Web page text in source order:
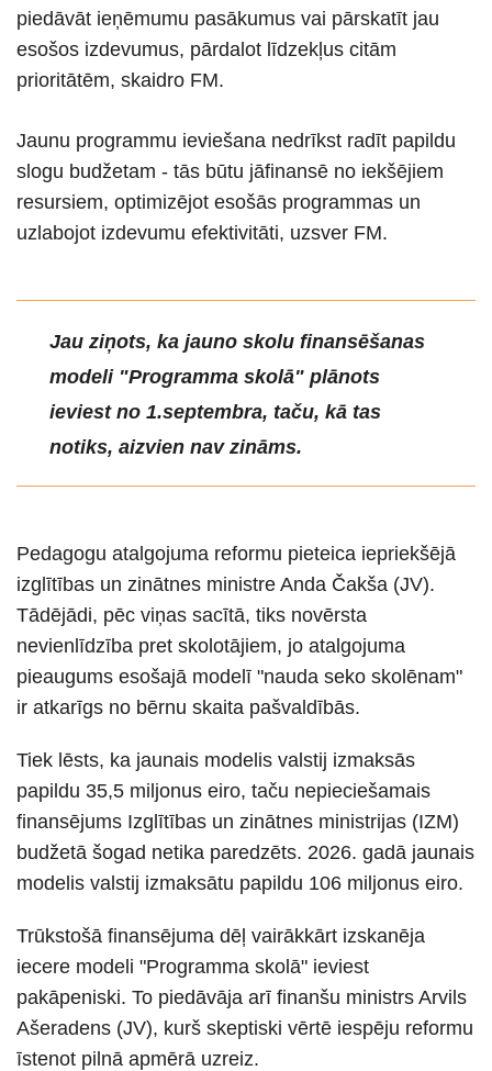
piedāvāt ieņēmumu pasākumus vai pārskatīt jau
esošos izdevumus, pārdalot līdzekļus citām
prioritātēm, skaidro FM.
Jaunu programmu ieviešana nedrīkst radīt papildu
slogu budžetam - tās būtu jāfinansē no iekšējiem
resursiem, optimizējot esošās programmas un
uzlabojot izdevumu efektivitāti, uzsver FM.
Jau ziņots, ka jauno skolu finansēšanas
modeli "Programma skolā" plānots
ieviest no 1.septembra, taču, kā tas
notiks, aizvien nav zināms.
Pedagogu atalgojuma reformu pieteica iepriekšējā
izglītības un zinātnes ministre Anda Čakša (JV).
Tādējādi, pēc viņas sacītā, tiks novērsta
nevienlīdzība pret skolotājiem, jo atalgojuma
pieaugums esošajā modelī "nauda seko skolēnam"
ir atkarīgs no bērnu skaita pašvaldībās.
Tiek lēsts, ka jaunais modelis valstij izmaksās
papildu 35,5 miljonus eiro, taču nepieciešamais
finansējums Izglītības un zinātnes ministrijas (IZM)
budžetā šogad netika paredzēts. 2026. gadā jaunais
modelis valstij izmaksātu papildu 106 miljonus eiro.
Trūkstošā finansējuma dēļ vairākkārt izskanēja
iecere modeli "Programma skolā" ieviest
pakāpeniski. To piedāvāja arī finanšu ministrs Arvils
Ašeradens (JV), kurš skeptiski vērtē iespēju reformu
īstenot pilnā apmērā uzreiz.